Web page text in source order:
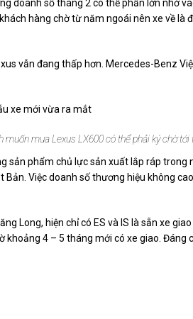
doanh số tháng 2 có thể phần lớn nhờ
hàng chờ từ năm ngoái nên xe về là
vẫn đang thấp hơn. Mercedes-Benz
muốn mua Lexus LX600 có thể phải ký chờ tới
sản phẩm chủ lực sản xuất lắp ráp
Việc doanh số thương hiệu không
Long, hiện chỉ có ES và IS là sẵn xe
khoảng 4 – 5 tháng mới có xe giao. Đáng